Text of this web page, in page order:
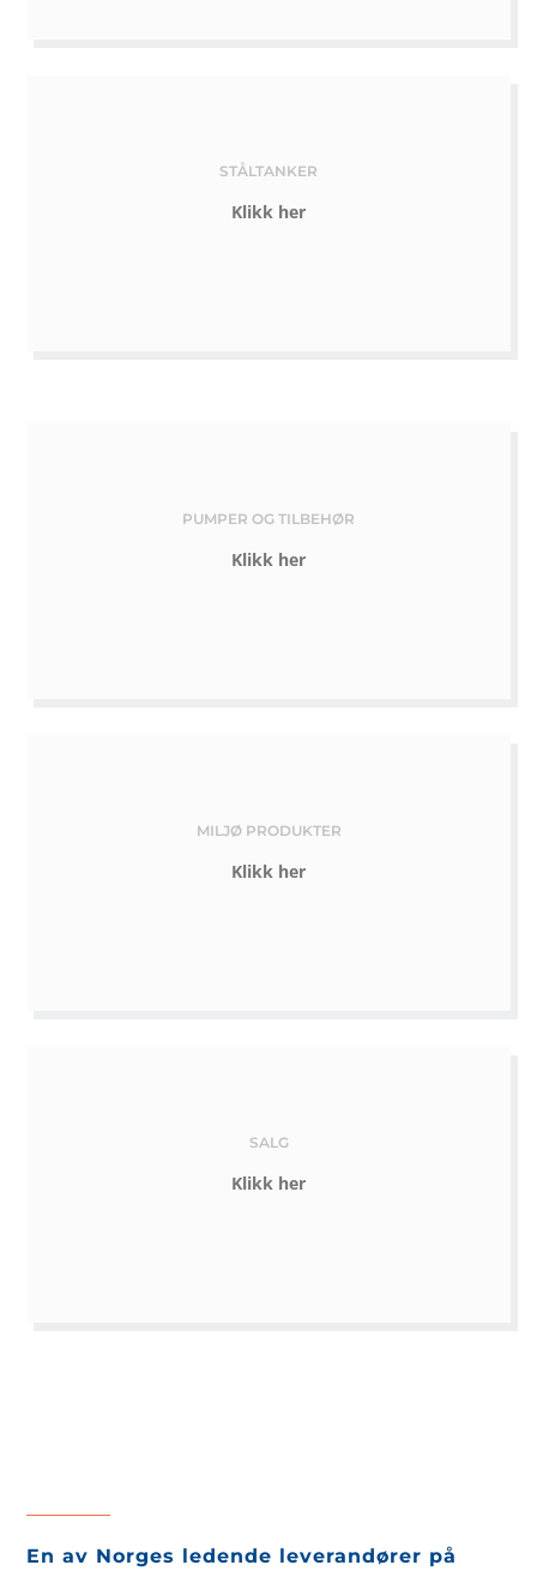
STÅLTANKER
Klikk her
PUMPER OG TILBEHØR
Klikk her
MILJØ PRODUKTER
Klikk her
SALG
Klikk her
En av Norges ledende leverandører på